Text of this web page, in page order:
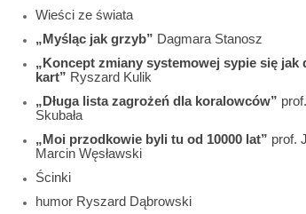
Wieści ze świata
„Myśląc jak grzyb” Dagmara Stanosz
„Koncept zmiany systemowej sypie się jak
kart” Ryszard Kulik
„Długa lista zagrożeń dla koralowców”
Skubała
„Moi przodkowie byli tu od 10000 lat” prof.
Marcin Węsławski
Ścinki
humor Ryszard Dąbrowski